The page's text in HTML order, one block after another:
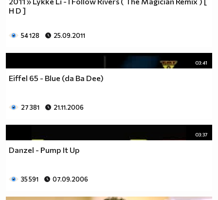
H D ]
54 128 25.09.2011
03:41
Eiffel 65 - Blue (da Ba Dee)
27 381 21.11.2006
03:37
Danzel - Pump It Up
35 591 07.09.2006